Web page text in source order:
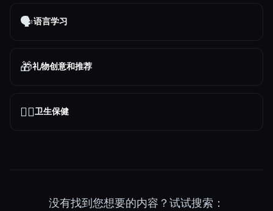
🗣️语言学习
🎁礼物创意和推荐
👩‍⚕️卫生保健
没有找到您想要的内容？试试搜索：